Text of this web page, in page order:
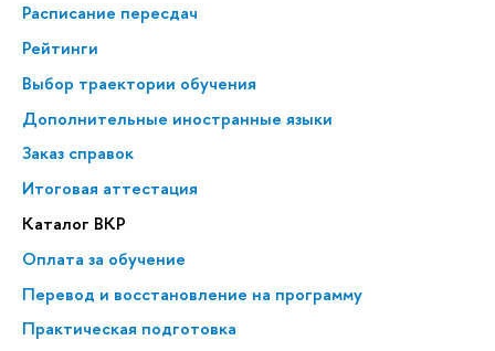
Расписание пересдач
Рейтинги
Выбор траектории обучения
Дополнительные иностранные языки
Заказ справок
Итоговая аттестация
Каталог ВКР
Оплата за обучение
Перевод и восстановление на программу
Практическая подготовка